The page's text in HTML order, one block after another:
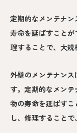
定期的なメンテナ
寿命を延ばすこと
理することで、大規
外壁のメンテナン
す。定期的なメン
物の寿命を延ばす
し、修理すること